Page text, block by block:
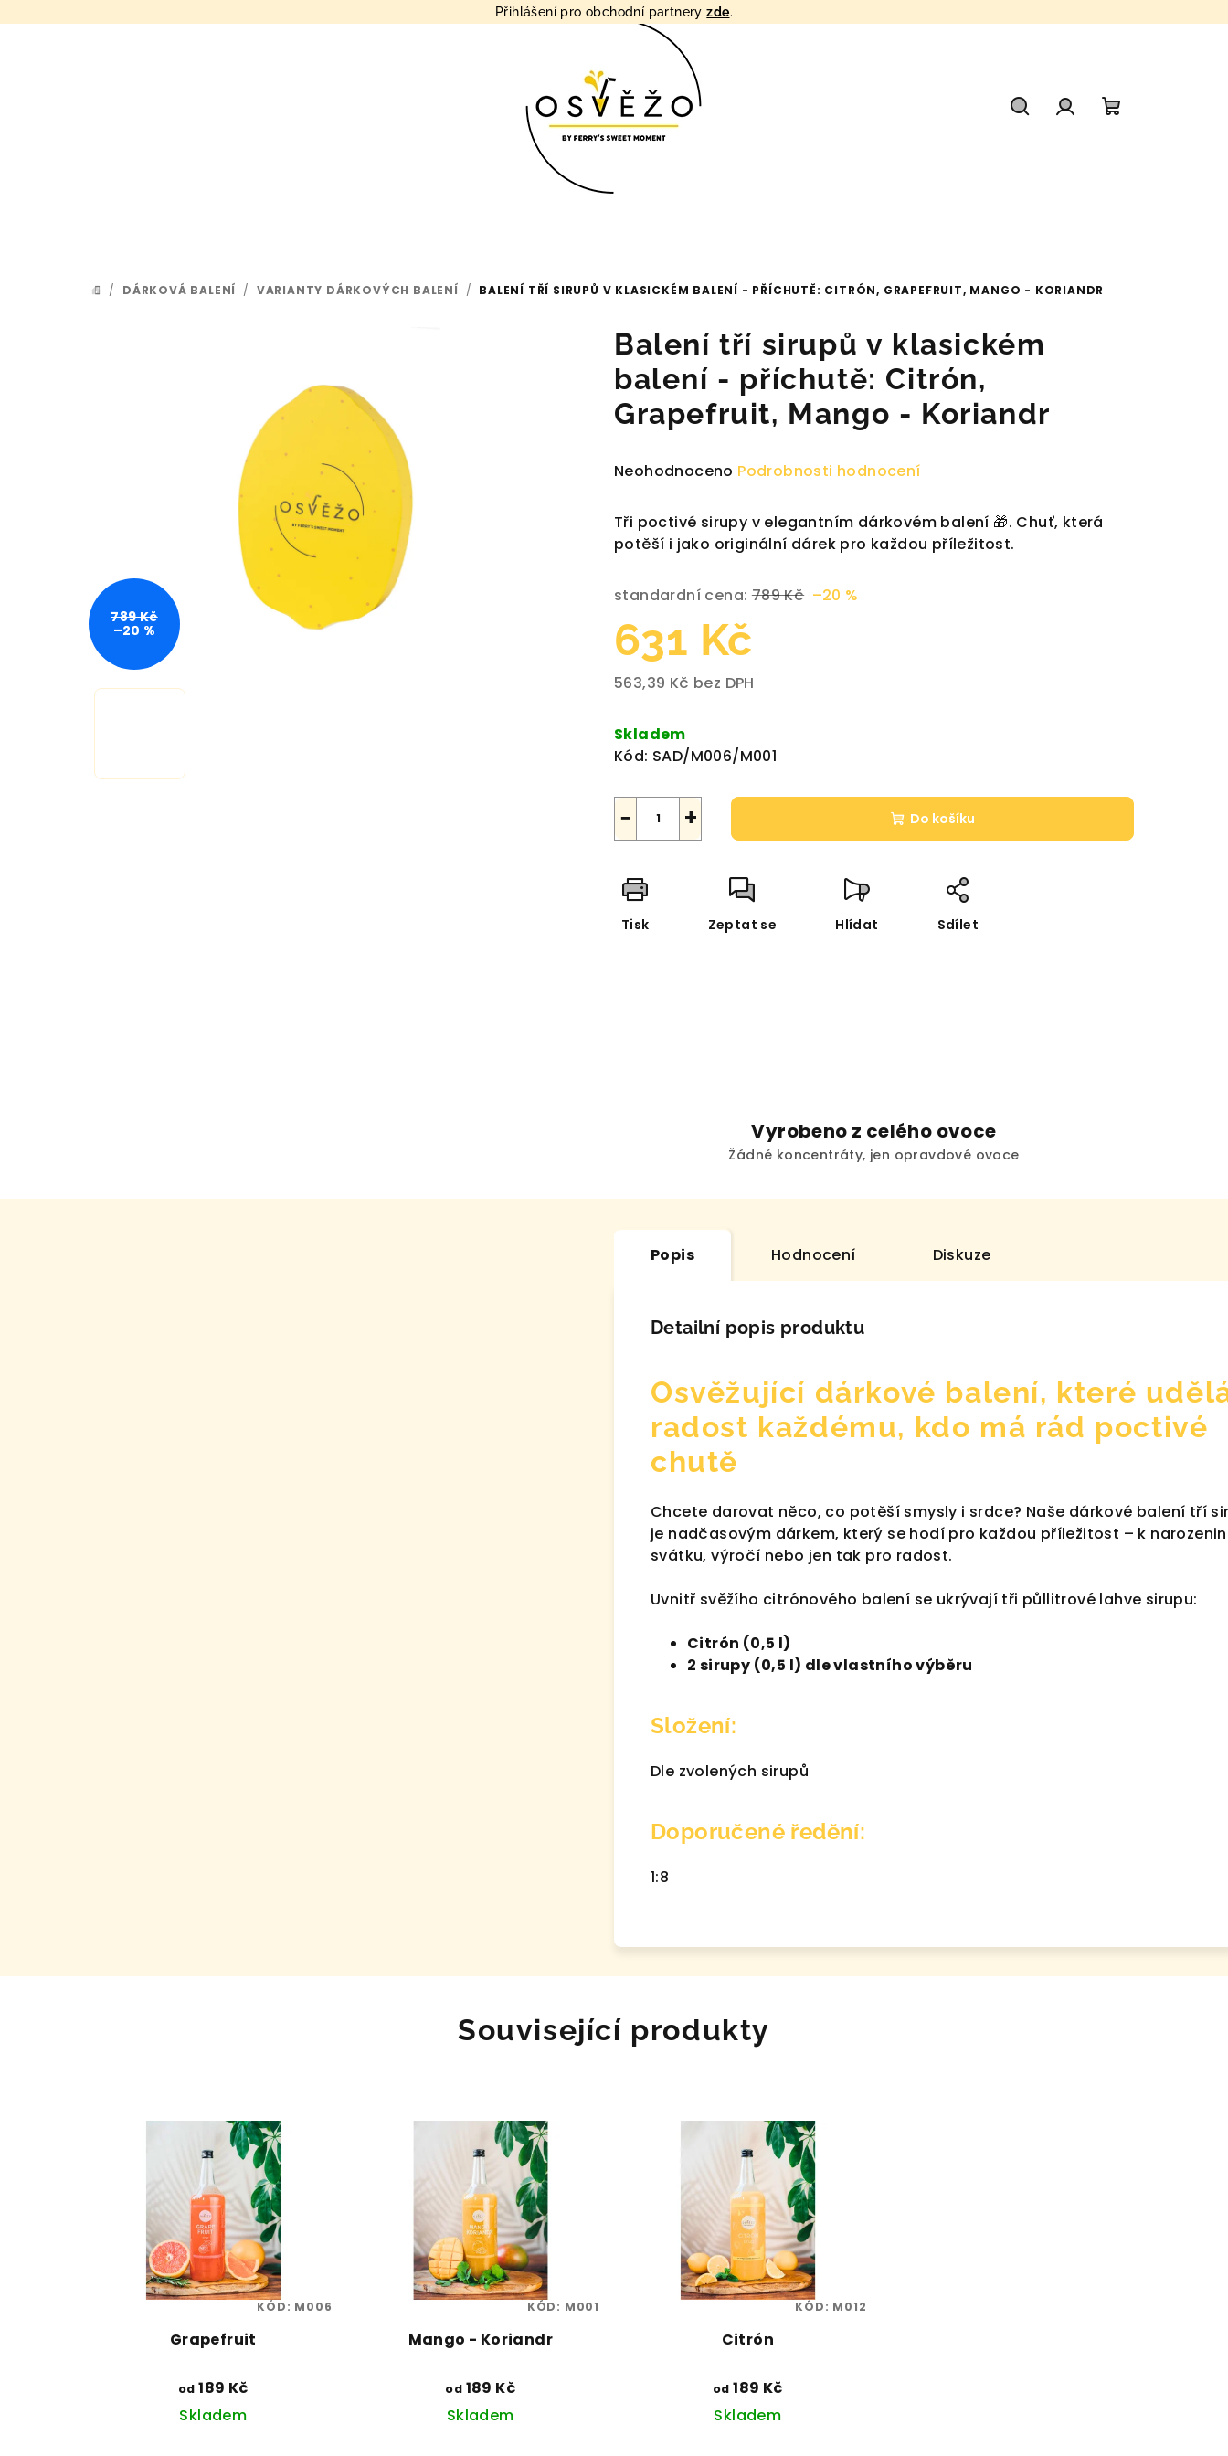
Přihlášení pro obchodní partneryzde.
DOMŮ
/ DÁRKOVÁ BALENÍ / VARIANTY DÁRKOVÝCH BALENÍ / BALENÍ TŘÍ SIRUPŮ V KLASICKÉM BALENÍ - PŘÍCHUTĚ: CITRÓN, GRAPEFRUIT, MANGO - KORIANDR
Balení tří sirupů v klasickém
balení - příchutě: Citrón,
Grapefruit, Mango - Koriandr
Průměrné
produktu
je
0,0
5
hvězdiček.
Neohodnoceno Podrobnosti hodnocení
Tři poctivé sirupy v elegantním dárkovém balení 🎁. Chuť, která
potěší i jako originální dárek pro každou příležitost.
standardní cena: 789 Kč –20 %
631 Kč
563,39 Kč bez DPH
cena:
Skladem
Kód: SAD/M006/M001
+
− Do košíku
Tisk Zeptat se Hlídat Sdílet
789 Kč
–20 %
Vyrobeno z celého ovoce
Žádné koncentráty, jen opravdové ovoce
Popis Hodnocení Diskuze
Detailní popis produktu
Osvěžující dárkové balení, které
radost každému, kdo má rád poctivé
chutě
Chcete darovat něco, co potěší smysly i srdce? Naše dárkové balení tří
je nadčasovým dárkem, který se hodí pro každou příležitost – k
svátku, výročí nebo jen tak pro radost.
Uvnitř svěžího citrónového balení se ukrývají tři půllitrové lahve sirupu:
Citrón (0,5 l)
2 sirupy (0,5 l) dle vlastního výběru
Složení:
Dle zvolených sirupů
Doporučené ředění:
1:8
Související produkty
Grapefruit
od 189 Kč
Skladem
KÓD: M006
Mango - Koriandr
od 189 Kč
Skladem
KÓD: M001
Citrón
od 189 Kč
Skladem
KÓD: M012